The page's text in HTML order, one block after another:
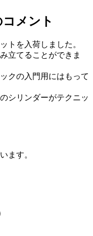
メント
トを入荷しました。
立てることができま
クの入門用にはもって
シリンダーがテクニッ
ます。